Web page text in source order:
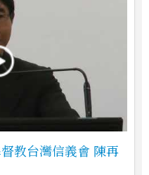
教台灣信義會 陳再